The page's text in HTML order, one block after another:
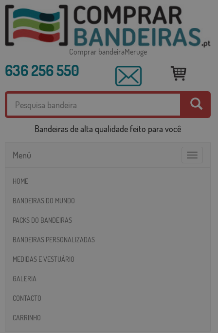
Comprar bandeiraMeruge
636 256 550
Bandeiras de alta qualidade feito para você
Toggle
Menú
HOME
BANDEIRAS DO MUNDO
PACKS DO BANDEIRAS
BANDEIRAS PERSONALIZADAS
MEDIDAS E VESTUÁRIO
GALERIA
CONTACTO
CARRINHO